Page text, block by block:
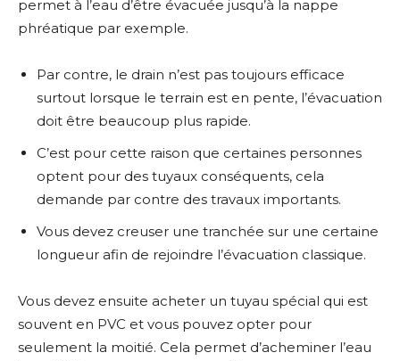
permet à l’eau d’être évacuée jusqu’à la nappe
phréatique par exemple.
Par contre, le drain n’est pas toujours efficace
surtout lorsque le terrain est en pente, l’évacuation
doit être beaucoup plus rapide.
C’est pour cette raison que certaines personnes
optent pour des tuyaux conséquents, cela
demande par contre des travaux importants.
Vous devez creuser une tranchée sur une certaine
longueur afin de rejoindre l’évacuation classique.
Vous devez ensuite acheter un tuyau spécial qui est
souvent en PVC et vous pouvez opter pour
seulement la moitié. Cela permet d’acheminer l’eau